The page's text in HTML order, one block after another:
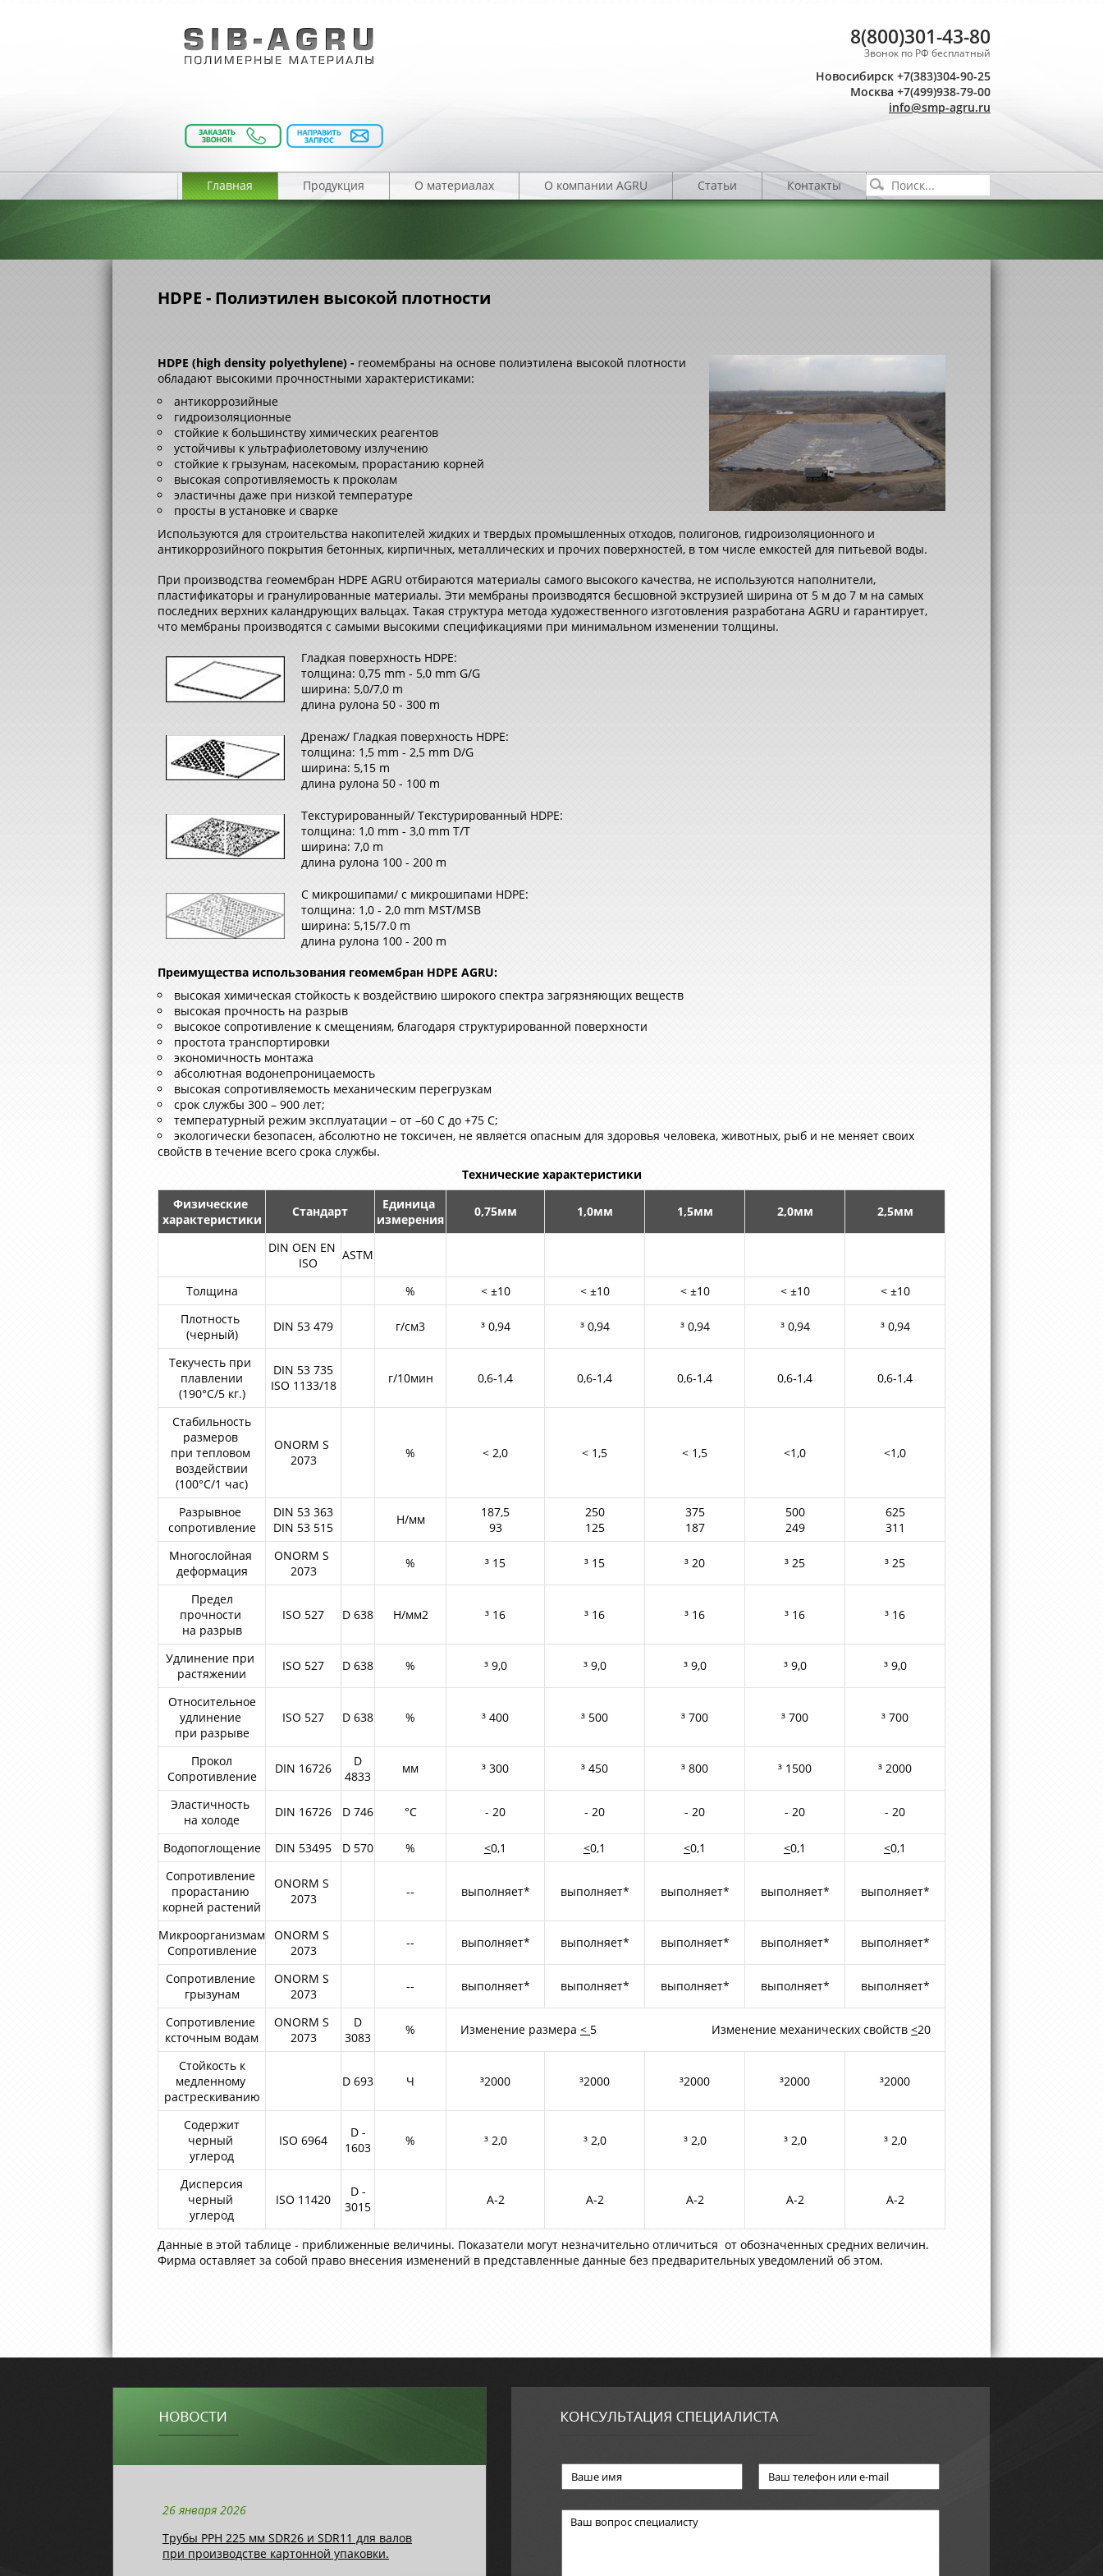
8(800)301-43-80
Звонок по РФ бесплатный
Новосибирск +7(383)304-90-25
Москва +7(499)938-79-00
info@smp-agru.ru
Главная Продукция О материалах О компании AGRU Статьи Контакты
HDPE - Полиэтилен высокой плотности
HDPE (high density polyethylene) - геомембраны на основе полиэтилена высокой плотности
обладают высокими прочностными характеристиками:
антикоррозийные
гидроизоляционные
стойкие к большинству химических реагентов
устойчивы к ультрафиолетовому излучению
стойкие к грызунам, насекомым, прорастанию корней
высокая сопротивляемость к проколам
эластичны даже при низкой температуре
просты в установке и сварке
Используются для строительства накопителей жидких и твердых промышленных отходов, полигонов, гидроизоляционного и
антикоррозийного покрытия бетонных, кирпичных, металлических и прочих поверхностей, в том числе емкостей для питьевой воды.
При производства геомембран HDPE AGRU отбираются материалы самого высокого качества, не используются наполнители,
пластификаторы и гранулированные материалы. Эти мембраны производятся бесшовной экструзией ширина от 5 м до 7 м на самых
последних верхних каландрующих вальцах. Такая структура метода художественного изготовления разработана AGRU и гарантирует,
что мембраны производятся с самыми высокими спецификациями при минимальном изменении толщины.
Гладкая поверхность HDPE:
толщина: 0,75 mm - 5,0 mm G/G
ширина: 5,0/7,0 m
длина рулона 50 - 300 m
Дренаж/ Гладкая поверхность HDPE:
толщина: 1,5 mm - 2,5 mm D/G
ширина: 5,15 m
длина рулона 50 - 100 m
Teкстурированный/ Teкстурированный HDPE:
толщина: 1,0 mm - 3,0 mm T/T
ширина: 7,0 m
длина рулона 100 - 200 m
С микрошипами/ с микрошипами HDPE:
толщина: 1,0 - 2,0 mm MST/MSB
ширина: 5,15/7.0 m
длина рулона 100 - 200 m
Преимущества использования геомембран HDPE AGRU:
высокая химическая стойкость к воздействию широкого спектра загрязняющих веществ
высокая прочность на разрыв
высокое сопротивление к смещениям, благодаря структурированной поверхности
простота транспортировки
экономичность монтажа
абсолютная водонепроницаемость
высокая сопротивляемость механическим перегрузкам
срок службы 300 – 900 лет;
температурный режим эксплуатации – от –60 С до +75 С;
экологически безопасен, абсолютно не токсичен, не является опасным для здоровья человека, животных, рыб и не меняет своих
свойств в течение всего срока службы.
Технические характеристики
Физические
характеристики
Стандарт
Единица
измерения
0,75мм 1,0мм 1,5мм 2,0мм 2,5мм
DIN OEN EN
ISO
ASTM
Толщина % < ±10 < ±10 < ±10 < ±10
< ±10
Плотность
(черный)
DIN 53 479 г/см3 ³ 0,94 ³ 0,94 ³ 0,94 ³ 0,94 ³ 0,94
Текучесть при
плавлении
(190°С/5 кг.)
DIN 53 735
ISO 1133/18
г/10мин 0,6-1,4 0,6-1,4 0,6-1,4 0,6-1,4 0,6-1,4
Стабильность
размеров
при тепловом
воздействии
(100°С/1 час)
ONORM S
2073
% < 2,0 < 1,5 < 1,5 <1,0 <1,0
Разрывное
сопротивление
DIN 53 363
DIN 53 515
Н/мм
187,5
93
250
125
375
187
500
249
625
311
Многослойная
деформация
ONORM S
2073
% ³ 15 ³ 15 ³ 20 ³ 25 ³ 25
Предел
прочности
на разрыв
ISO 527 D 638 Н/мм2 ³ 16 ³ 16 ³ 16 ³ 16 ³ 16
Удлинение при
растяжении
ISO 527 D 638 % ³ 9,0 ³ 9,0 ³ 9,0 ³ 9,0 ³ 9,0
Относительное
удлинение
при разрыве
ISO 527 D 638 % ³ 400 ³ 500 ³ 700 ³ 700 ³ 700
Прокол
Сопротивление
DIN 16726
D
4833
мм ³ 300 ³ 450 ³ 800 ³ 1500 ³ 2000
Эластичность
на холоде
DIN 16726 D 746 °С - 20 - 20 - 20 - 20 - 20
Водопоглощение DIN 53495 D 570 % <0,1 <0,1 <0,1 <0,1 <0,1
Сопротивление
прорастанию
корней растений
ONORM S
2073
-- выполняет* выполняет* выполняет* выполняет* выполняет*
Микроорганизмам
Сопротивление
ONORM S
2073
-- выполняет* выполняет* выполняет* выполняет* выполняет*
Сопротивление
грызунам
ONORM S
2073
-- выполняет* выполняет* выполняет* выполняет* выполняет*
Сопротивление
ксточным водам
ONORM S
2073
D
3083
% Изменение размера < 5 Изменение механических свойств <20
Стойкость к
медленному
растрескиванию
D 693 Ч ³2000 ³2000 ³2000 ³2000 ³2000
Содержит
черный
углерод
ISO 6964
D -
1603
% ³ 2,0 ³ 2,0 ³ 2,0 ³ 2,0 ³ 2,0
Дисперсия
черный
углерод
ISO 11420
D -
3015
А-2 А-2 А-2 А-2 А-2
Данные в этой таблице - приближенные величины. Показатели могут незначительно отличиться от обозначенных средних величин.
Фирма оставляет за собой право внесения изменений в представленные данные без предварительных уведомлений об этом.
26 января 2026
Трубы РРН 225 мм SDR26 и SDR11 для валов
при производстве картонной упаковки.